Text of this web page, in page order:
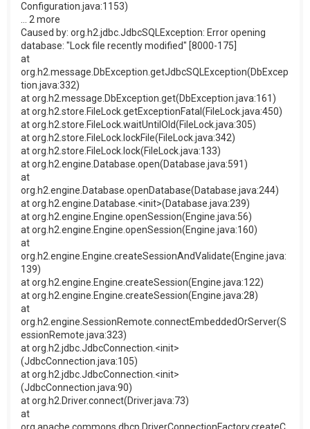
Configuration.java:1153)
... 2 more
Caused by: org.h2.jdbc.JdbcSQLException: Error opening
database: "Lock file recently modified" [8000-175]
at
org.h2.message.DbException.getJdbcSQLException(DbExcep
tion.java:332)
at org.h2.message.DbException.get(DbException.java:161)
at org.h2.store.FileLock.getExceptionFatal(FileLock.java:450)
at org.h2.store.FileLock.waitUntilOld(FileLock.java:305)
at org.h2.store.FileLock.lockFile(FileLock.java:342)
at org.h2.store.FileLock.lock(FileLock.java:133)
at org.h2.engine.Database.open(Database.java:591)
at
org.h2.engine.Database.openDatabase(Database.java:244)
at org.h2.engine.Database.<init>(Database.java:239)
at org.h2.engine.Engine.openSession(Engine.java:56)
at org.h2.engine.Engine.openSession(Engine.java:160)
at
org.h2.engine.Engine.createSessionAndValidate(Engine.java:
139)
at org.h2.engine.Engine.createSession(Engine.java:122)
at org.h2.engine.Engine.createSession(Engine.java:28)
at
org.h2.engine.SessionRemote.connectEmbeddedOrServer(S
essionRemote.java:323)
at org.h2.jdbc.JdbcConnection.<init>
(JdbcConnection.java:105)
at org.h2.jdbc.JdbcConnection.<init>
(JdbcConnection.java:90)
at org.h2.Driver.connect(Driver.java:73)
at